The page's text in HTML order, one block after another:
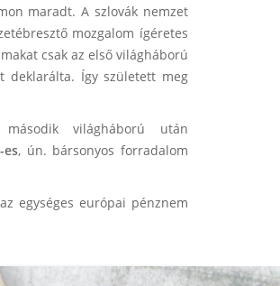
maradt. A szlovák nemzet
mozgalom ígéretes
csak az első világháború
deklarálta. Így született meg
világháború után
es, ún. bársonyos forradalom
az egységes európai pénznem